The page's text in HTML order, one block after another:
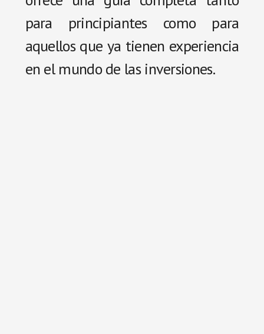
para principiantes como para
aquellos que ya tienen experiencia
en el mundo de las inversiones.